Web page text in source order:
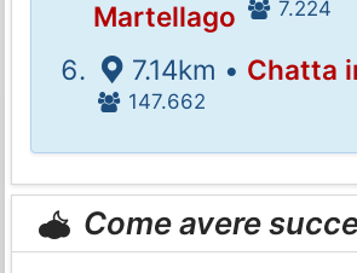
Martellago
7.224
7.14km • Chatta
147.662
Come avere